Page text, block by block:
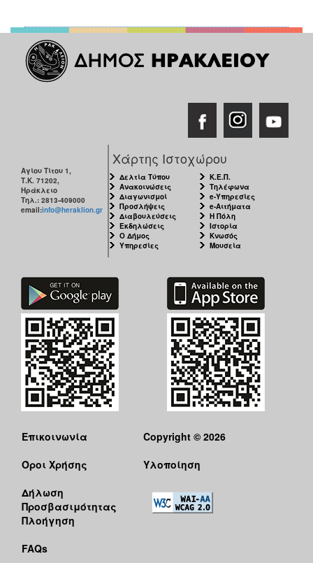
Αγίου Τίτου 1,
Τ.Κ. 71202,
Ηράκλειο
Τηλ.: 2813-409000
email:info@heraklion.gr
Χάρτης Ιστοχώρου
Δελτία Τύπου
Ανακοινώσεις
Διαγωνισμοί
Προσλήψεις
Διαβουλεύσεις
Εκδηλώσεις
Ο Δήμος
Υπηρεσίες
Κ.Ε.Π.
Τηλέφωνα
e-Υπηρεσίες
e-Αιτήματα
Η Πόλη
Ιστορία
Κνωσός
Μουσεία
Επικοινωνία
Όροι Χρήσης
Δήλωση
Προσβασιμότητας
Πλοήγηση
FAQs
Copyright © 2026
Υλοποίηση